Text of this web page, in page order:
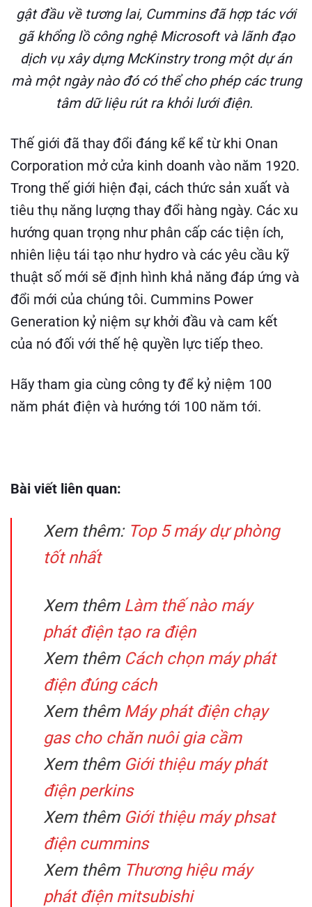
gật đầu về tương lai, Cummins đã hợp tác với
gã khổng lồ công nghệ Microsoft và lãnh đạo
dịch vụ xây dựng McKinstry trong một dự án
mà một ngày nào đó có thể cho phép các trung
tâm dữ liệu rút ra khỏi lưới điện.
Thế giới đã thay đổi đáng kể kể từ khi Onan
Corporation mở cửa kinh doanh vào năm 1920.
Trong thế giới hiện đại, cách thức sản xuất và
tiêu thụ năng lượng thay đổi hàng ngày. Các xu
hướng quan trọng như phân cấp các tiện ích,
nhiên liệu tái tạo như hydro và các yêu cầu kỹ
thuật số mới sẽ định hình khả năng đáp ứng và
đổi mới của chúng tôi. Cummins Power
Generation kỷ niệm sự khởi đầu và cam kết
của nó đối với thế hệ quyền lực tiếp theo.
Hãy tham gia cùng công ty để kỷ niệm 100
năm phát điện và hướng tới 100 năm tới.
Bài viết liên quan:
Xem thêm: Top 5 máy dự phòng
tốt nhất
Xem thêm Làm thế nào máy
phát điện tạo ra điện
Xem thêm Cách chọn máy phát
điện đúng cách
Xem thêm Máy phát điện chạy
gas cho chăn nuôi gia cầm
Xem thêm Giới thiệu máy phát
điện perkins
Xem thêm Giới thiệu máy phsat
điện cummins
Xem thêm Thương hiệu máy
phát điện mitsubishi